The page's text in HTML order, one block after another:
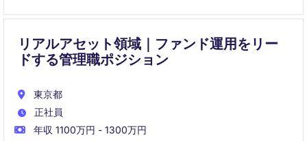
リアルアセット領域｜ファンド運用をリー
ドする管理職ポジション
東京都
正社員
年収 1100万円 - 1300万円